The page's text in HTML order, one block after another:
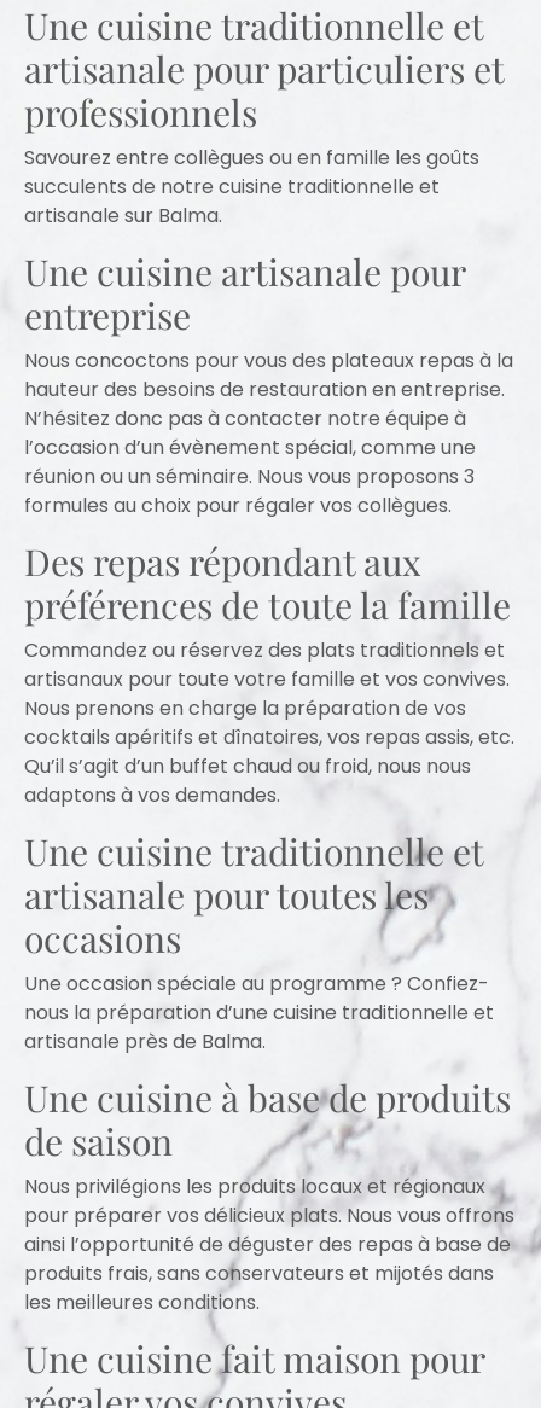
Une cuisine traditionnelle et
artisanale pour particuliers et
professionnels
Savourez entre collègues ou en famille les goûts
succulents de notre cuisine traditionnelle et
artisanale sur Balma.
Une cuisine artisanale pour
entreprise
Nous concoctons pour vous des plateaux repas à la
hauteur des besoins de restauration en entreprise.
N’hésitez donc pas à contacter notre équipe à
l’occasion d’un évènement spécial, comme une
réunion ou un séminaire. Nous vous proposons 3
formules au choix pour régaler vos collègues.
Des repas répondant aux
préférences de toute la famille
Commandez ou réservez des plats traditionnels et
artisanaux pour toute votre famille et vos convives.
Nous prenons en charge la préparation de vos
cocktails apéritifs et dînatoires, vos repas assis, etc.
Qu’il s’agit d’un buffet chaud ou froid, nous nous
adaptons à vos demandes.
Une cuisine traditionnelle et
artisanale pour toutes les
occasions
Une occasion spéciale au programme ? Confiez-
nous la préparation d’une cuisine traditionnelle et
artisanale près de Balma.
Une cuisine à base de produits
de saison
Nous privilégions les produits locaux et régionaux
pour préparer vos délicieux plats. Nous vous offrons
ainsi l’opportunité de déguster des repas à base de
produits frais, sans conservateurs et mijotés dans
les meilleures conditions.
Une cuisine fait maison pour